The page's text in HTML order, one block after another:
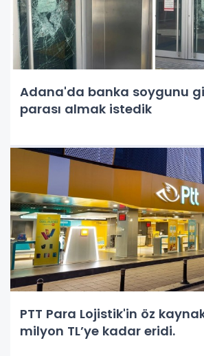
Adana'da banka soygunu
parası almak istedik
PTT Para Lojistik'in öz
milyon TL’ye kadar eridi.